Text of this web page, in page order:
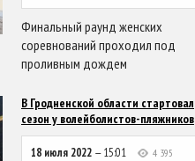
Финальный раунд женских
соревнований проходил под
проливным дождем
В Гродненской области стартовал
сезон у волейболистов-пляжников
18 июля 2022 — 15:01 4 395